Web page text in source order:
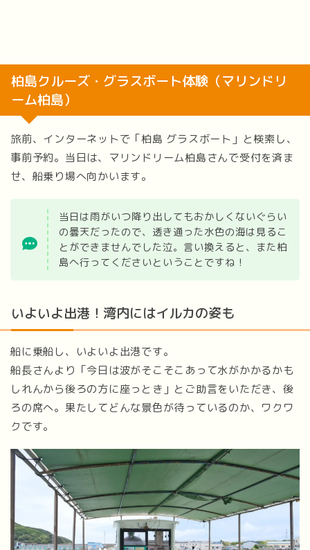
柏島クルーズ・グラスボート体験（マリンドリ
ーム柏島）
旅前、インターネットで「柏島 グラスボート」と検索し、
事前予約。当日は、マリンドリーム柏島さんで受付を済ま
せ、船乗り場へ向かいます。
当日は雨がいつ降り出してもおかしくないぐらい
の曇天だったので、透き通った水色の海は見るこ
とができませんでした泣。言い換えると、また柏
島へ行ってくださいということですね！
いよいよ出港！湾内にはイルカの姿も
船に乗船し、いよいよ出港です。
船長さんより「今日は波がそこそこあって水がかかるかも
しれんから後ろの方に座っとき」とご助言をいただき、後
ろの席へ。果たしてどんな景色が待っているのか、ワクワ
クです。